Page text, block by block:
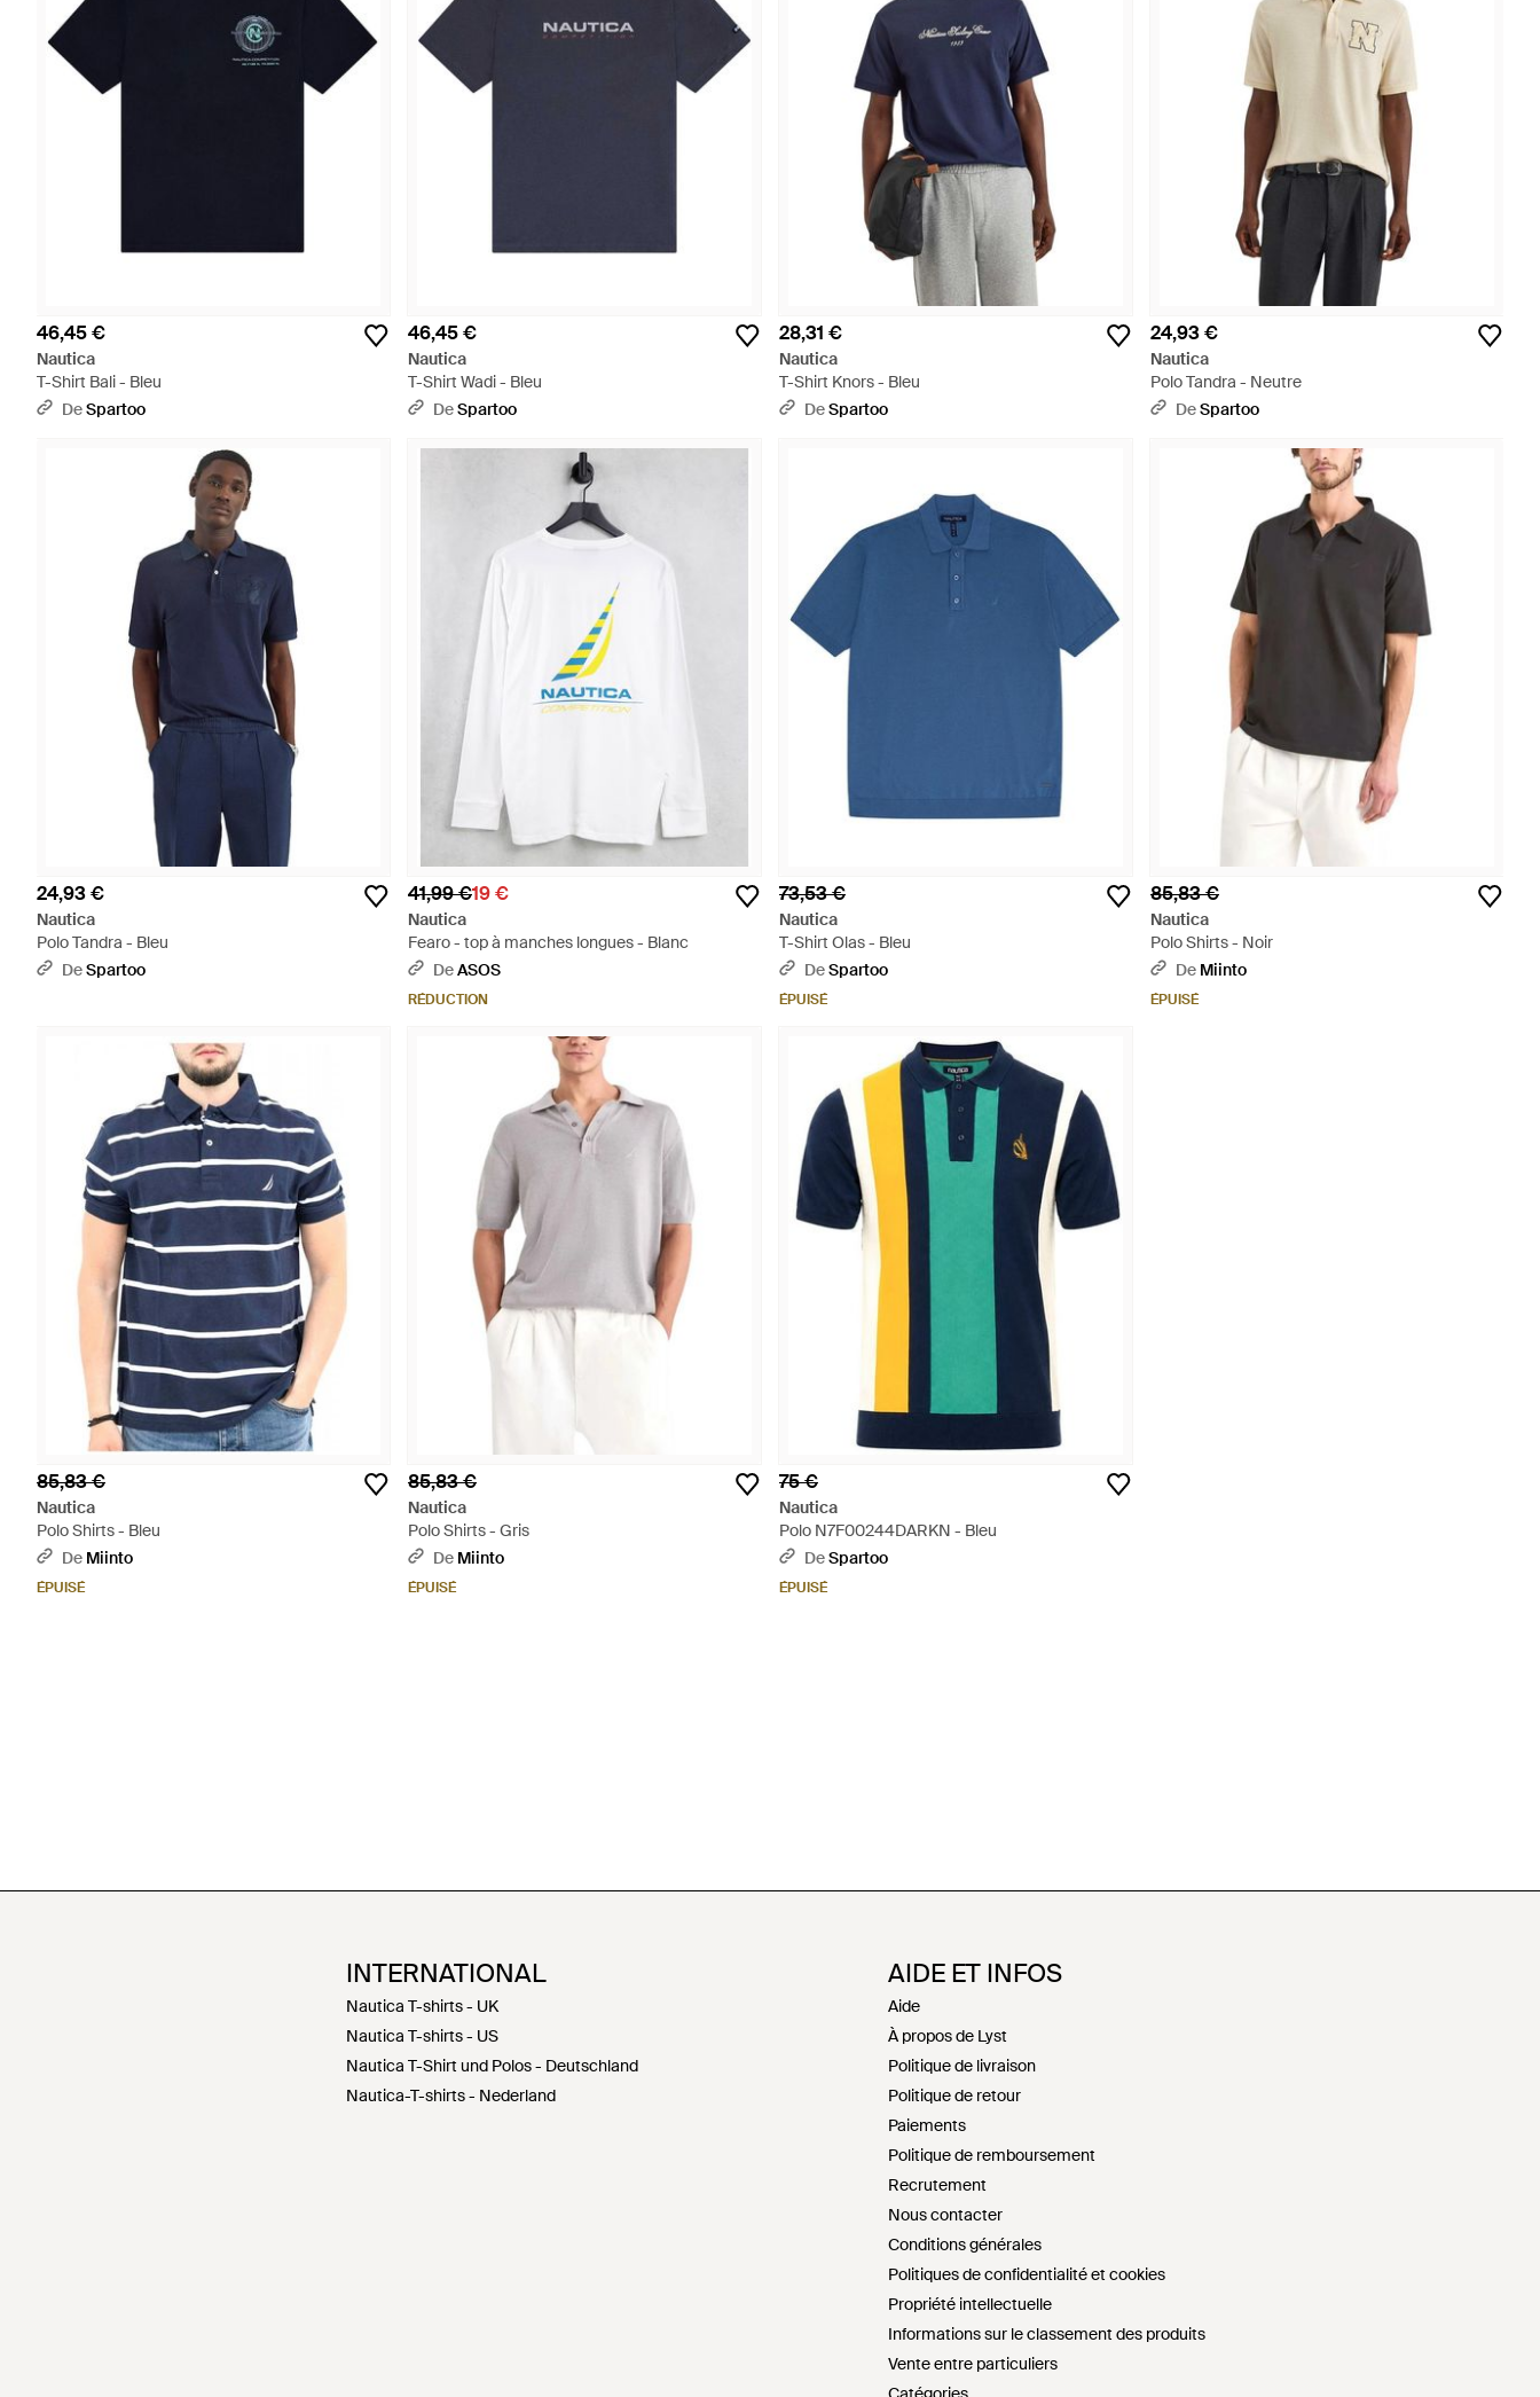
46,45 €
Nautica
T-Shirt Bali - Bleu
DeSpartoo
46,45 €
Nautica
T-Shirt Wadi - Bleu
DeSpartoo
28,31 €
Nautica
T-Shirt Knors - Bleu
DeSpartoo
24,93 €
Nautica
Polo Tandra - Neutre
DeSpartoo
24,93 €
Nautica
Polo Tandra - Bleu
DeSpartoo
41,99 €19 €
Nautica
Fearo - top à manches longues - Blanc
DeASOS
RÉDUCTION
73,53 €
Nautica
T-Shirt Olas - Bleu
DeSpartoo
ÉPUISÉ
85,83 €
Nautica
Polo Shirts - Noir
De Miinto
ÉPUISÉ
85,83 €
Nautica
Polo Shirts - Bleu
De Miinto
ÉPUISÉ
85,83 €
Nautica
Polo Shirts - Gris
De Miinto
ÉPUISÉ
75 €
Nautica
Polo N7F00244DARKN - Bleu
DeSpartoo
ÉPUISÉ
INTERNATIONAL
Nautica T-shirts - UK
Nautica T-shirts - US
Nautica T-Shirt und Polos - Deutschland
Nautica-T-shirts - Nederland
AIDE ET INFOS
Aide
À propos de Lyst
Politique de livraison
Politique de retour
Paiements
Politique de remboursement
Recrutement
Nous contacter
Conditions générales
Politiques de confidentialité et cookies
Propriété intellectuelle
Informations sur le classement des produits
Vente entre particuliers